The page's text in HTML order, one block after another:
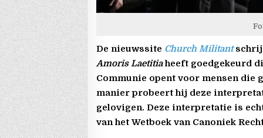
De nieuwssite Church Militant
Amoris Laetitiaheeft goedgekeurd
Communie opent voor mensen die
manier probeert hij deze
gelovigen. Deze interpretatie is
van het Wetboek van Canoniek